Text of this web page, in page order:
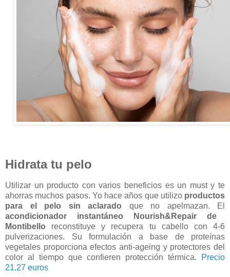
Hidrata tu pelo
Utilizar un producto con varios beneficios es un must y te
ahorras muchos pasos. Yo hace años que utilizo productos
para el pelo sin aclarado que no apelmazan. El
acondicionador instantáneo Nourish&Repair de
Montibello reconstituye y recupera tu cabello con 4-6
pulverizaciones. Su formulación a base de proteínas
vegetales proporciona efectos anti-ageing y protectores del
color al tiempo que confieren protección térmica.
Precio
21.27 euros